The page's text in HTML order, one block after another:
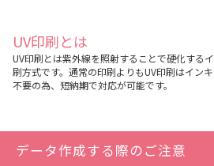
UV印刷とは
UV印刷とは紫外線を照射することで硬化する
刷方式です。通常の印刷よりもUV印刷はイン
不要の為、短納期で対応が可能です。
データ作成する際のご注意